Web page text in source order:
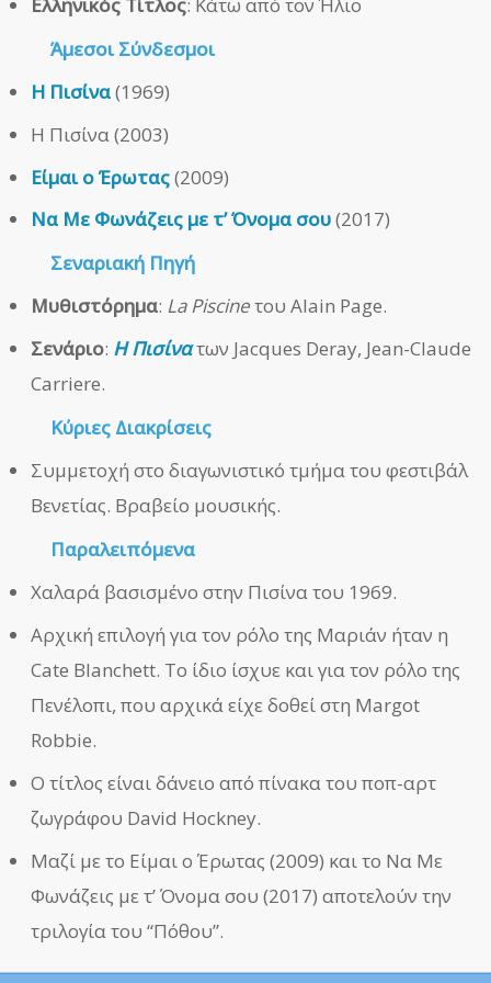
ΆμεσοιΣύνδεσμοι
Η Πισίνα(1969)
Η Πισίνα (2003)
Είμαι ο Έρωτας(2009)
Να Με Φωνάζεις με τ’ Όνομα σου(2017)
Σεναριακή Πηγή
Μυθιστόρημα: La Piscineτου Alain Page.
Σενάριο: Η Πισίνατων Jacques Deray, Jean-Claude
Carriere.
Κύριες Διακρίσεις
Συμμετοχή στο διαγωνιστικό τμήμα του φεστιβάλ
Βενετίας. Βραβείο μουσικής.
Παραλειπόμενα
Χαλαρά βασισμένο στην Πισίνα του 1969.
Αρχική επιλογή για τον ρόλο της Μαριάν ήταν η
Cate Blanchett. Το ίδιο ίσχυε και για τον ρόλο της
Πενέλοπι, που αρχικά είχε δοθεί στη Margot
Robbie.
Ο τίτλος είναι δάνειο από πίνακα του ποπ-αρτ
ζωγράφου David Hockney.
Μαζί με το Είμαι ο Έρωτας (2009) και το Να Με
Φωνάζεις με τ’ Όνομα σου (2017) αποτελούν την
τριλογία του “Πόθου”.